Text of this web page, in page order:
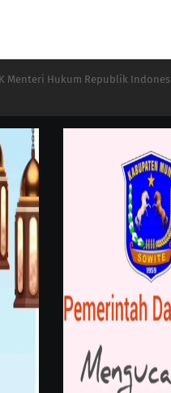
Menteri Hukum Republik